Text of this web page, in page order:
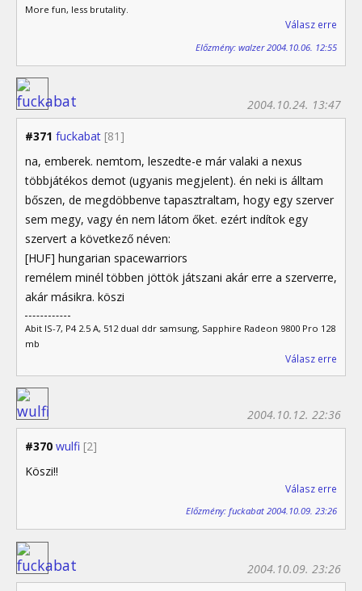
More fun, less brutality.
Válasz erre
Előzmény: walzer 2004.10.06. 12:55
#371 fuckabat [81]
2004.10.24. 13:47
na, emberek. nemtom, leszedte-e már valaki a nexus
többjátékos demot (ugyanis megjelent). én neki is álltam
bőszen, de megdöbbenve tapasztraltam, hogy egy szerver
sem megy, vagy én nem látom őket. ezért indítok egy
szervert a következő néven:
[HUF] hungarian spacewarriors
remélem minél többen jöttök játszani akár erre a szerverre,
akár másikra. köszi
Abit IS-7, P4 2.5 A, 512 dual ddr samsung, Sapphire Radeon 9800 Pro 128
mb
Válasz erre
#370 wulfi [2]
2004.10.12. 22:36
Köszi!!
Válasz erre
Előzmény: fuckabat 2004.10.09. 23:26
2004.10.09. 23:26